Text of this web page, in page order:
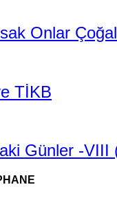
Onlar
TİKB
Günler -VIII